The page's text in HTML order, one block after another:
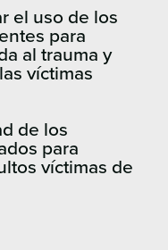
el uso de los
para
al trauma y
víctimas
de los
para
víctimas de